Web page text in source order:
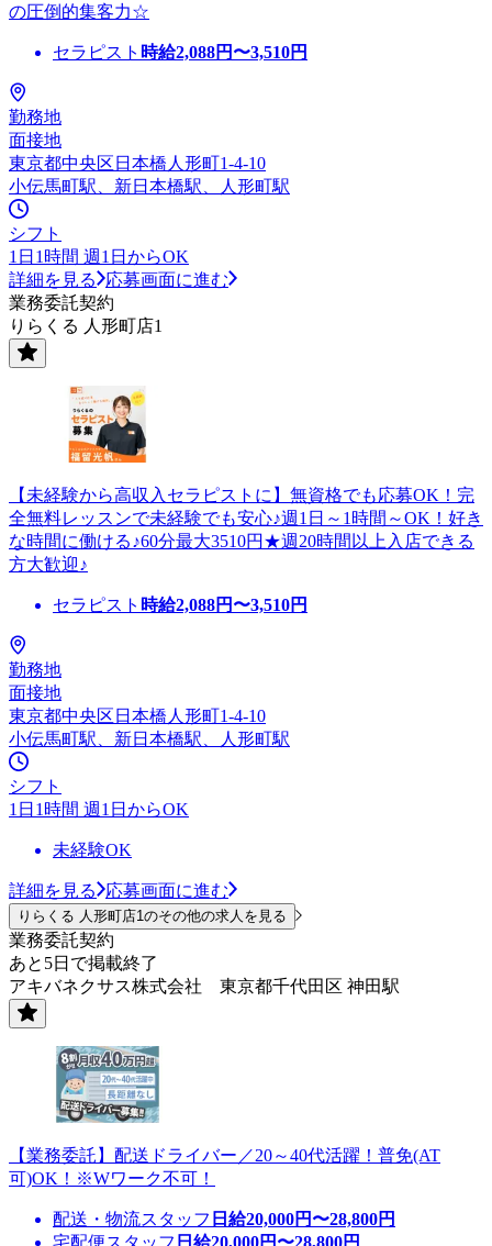
の圧倒的集客力☆
セラピスト 時給2,088円〜3,510円
勤務地
面接地
東京都中央区日本橋人形町1-4-10
小伝馬町駅、新日本橋駅、人形町駅
シフト
1日1時間 週1日からOK
詳細を見る
応募画面に進む
業務委託契約
りらくる 人形町店1
【未経験から高収入セラピストに】無資格でも応募OK！完
全無料レッスンで未経験でも安心♪週1日～1時間～OK！好き
な時間に働ける♪60分最大3510円★週20時間以上入店できる
方大歓迎♪
セラピスト 時給2,088円〜3,510円
勤務地
面接地
東京都中央区日本橋人形町1-4-10
小伝馬町駅、新日本橋駅、人形町駅
シフト
1日1時間 週1日からOK
未経験OK
詳細を見る 応募画面に進む
りらくる 人形町店1のその他の求人を見る
業務委託契約
あと5日で掲載終了
アキバネクサス株式会社 東京都千代田区 神田駅
【業務委託】配送ドライバー／20～40代活躍！普免(AT
可)OK！※Wワーク不可！
配送・物流スタッフ 日給20,000円〜28,800円
宅配便スタッフ 日給20,000円〜28,800円